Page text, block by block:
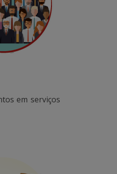
em serviços